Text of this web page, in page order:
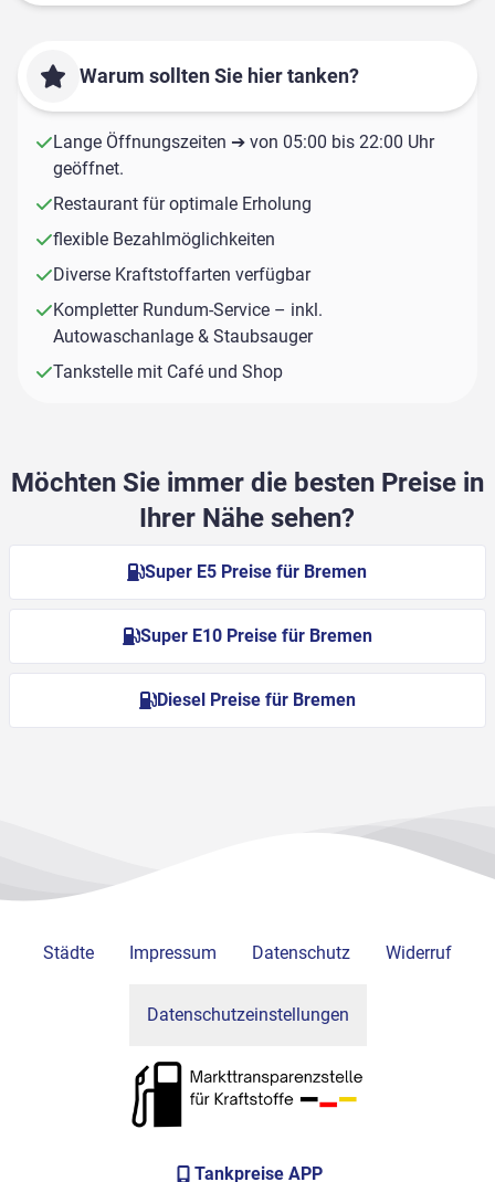
Warum sollten Sie hier tanken?
Lange Öffnungszeiten ➔ von 05:00 bis 22:00 Uhr
geöffnet.
Restaurant für optimale Erholung
flexible Bezahlmöglichkeiten
Diverse Kraftstoffarten verfügbar
Kompletter Rundum-Service – inkl.
Autowaschanlage & Staubsauger
Tankstelle mit Café und Shop
Möchten Sie immer die besten Preise in
Ihrer Nähe sehen?
Super E5 Preise für Bremen
Super E10 Preise für Bremen
Diesel Preise für Bremen
Städte Impressum Datenschutz Widerruf
Datenschutzeinstellungen
Tankpreise APP